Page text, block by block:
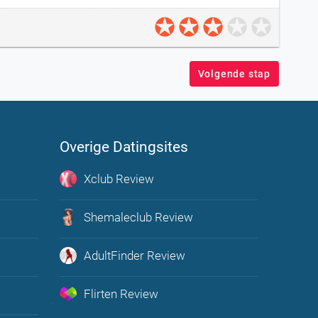
Volgende stap
in de
en
Overige Datingsites
Xclub Review
Shemaleclub Review
AdultFinder Review
Flirten Review